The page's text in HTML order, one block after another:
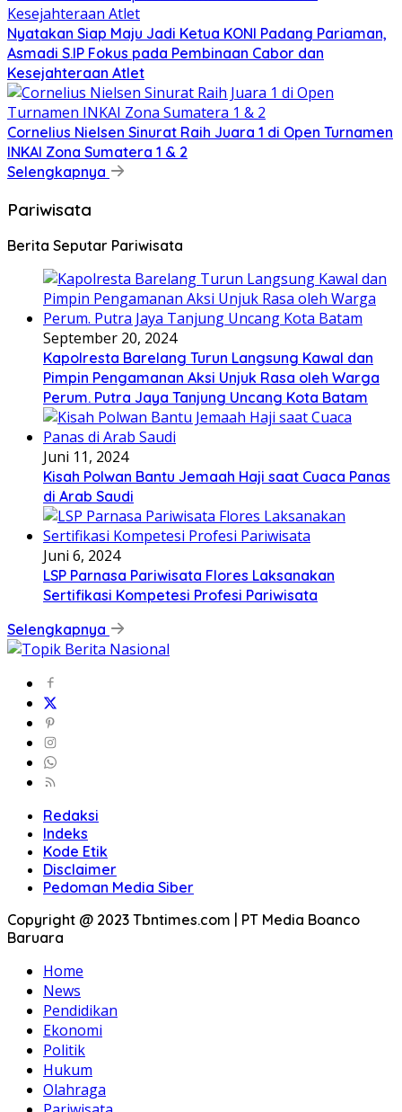
Nyatakan Siap Maju Jadi Ketua KONI Padang Pariaman,
Asmadi S.IP Fokus pada Pembinaan Cabor dan
Kesejahteraan Atlet
Cornelius Nielsen Sinurat Raih Juara 1 di Open Turnamen
INKAI Zona Sumatera 1 & 2
Selengkapnya
Pariwisata
Berita Seputar Pariwisata
September 20, 2024
Kapolresta Barelang Turun Langsung Kawal dan
Pimpin Pengamanan Aksi Unjuk Rasa oleh Warga
Perum. Putra Jaya Tanjung Uncang Kota Batam
Juni 11, 2024
Kisah Polwan Bantu Jemaah Haji saat Cuaca Panas
di Arab Saudi
Juni 6, 2024
LSP Parnasa Pariwisata Flores Laksanakan
Sertifikasi Kompetesi Profesi Pariwisata
Selengkapnya
Redaksi
Indeks
Kode Etik
Disclaimer
Pedoman Media Siber
Copyright @ 2023 Tbntimes.com | PT Media Boanco
Baruara
Home
News
Pendidikan
Ekonomi
Politik
Hukum
Olahraga